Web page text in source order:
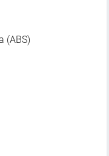
(ABS)